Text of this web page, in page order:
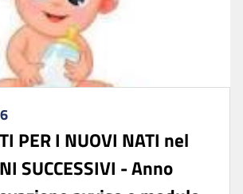
PER I NUOVI NATI nel
SUCCESSIVI - Anno